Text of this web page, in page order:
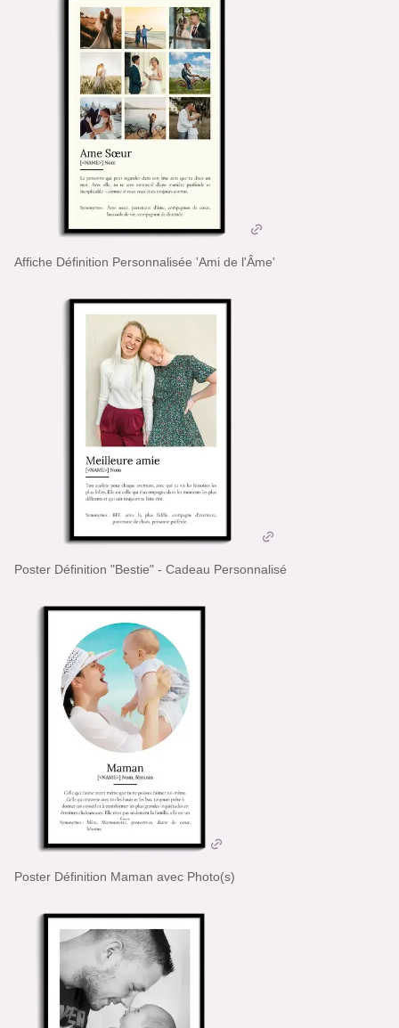
Affiche Définition Personnalisée 'Ami de l'Âme'
Poster Définition "Bestie" - Cadeau Personnalisé
Poster Définition Maman avec Photo(s)